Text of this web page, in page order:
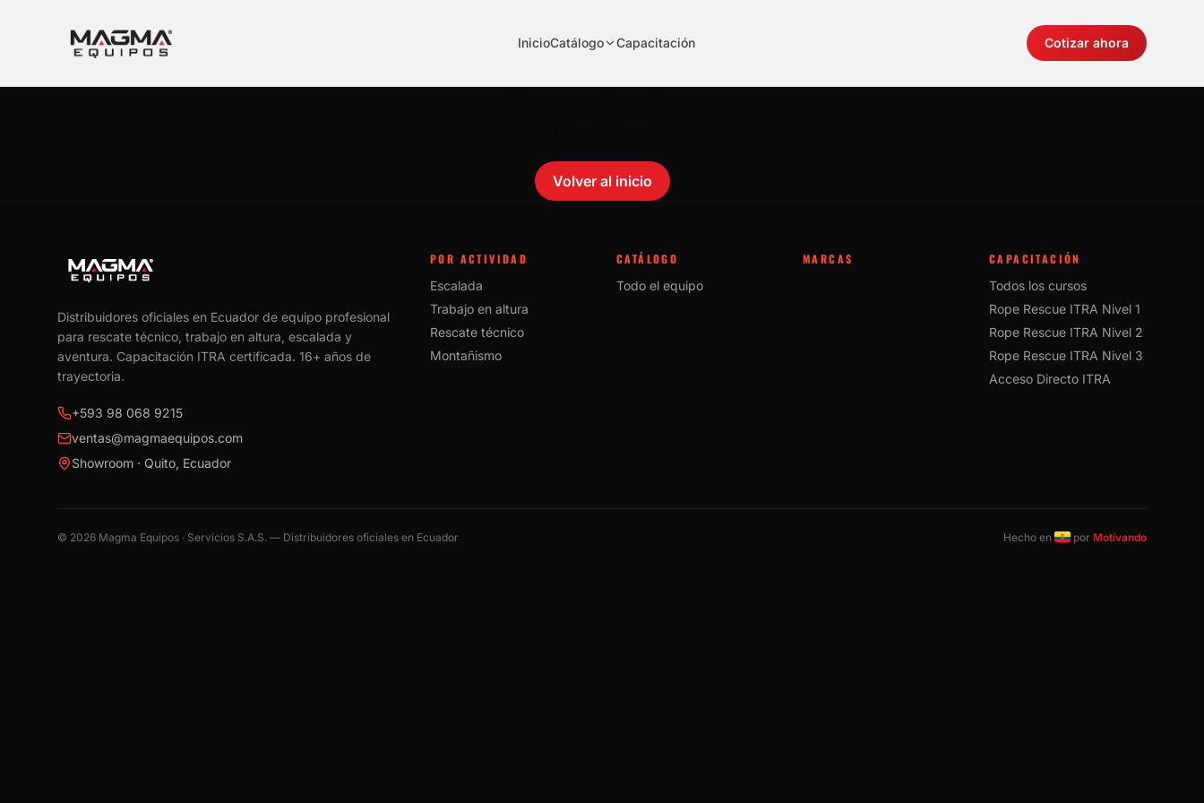
InicioCatálogo Capacitación Cotizar ahora
Volver al inicio
Distribuidores oficiales en Ecuador de equipo profesional
para rescate técnico, trabajo en altura, escalada y
aventura. Capacitación ITRA certificada. 16+ años de
trayectoria.
+593 98 068 9215
ventas@magmaequipos.com
Showroom · Quito, Ecuador
POR ACTIVIDAD
Escalada
Trabajo en altura
Rescate técnico
Montañismo
CATÁLOGO
Todo el equipo
MARCAS
CAPACITACIÓN
Todos los cursos
Rope Rescue ITRA Nivel 1
Rope Rescue ITRA Nivel 2
Rope Rescue ITRA Nivel 3
Acceso Directo ITRA
© 2026 Magma Equipos · Servicios S.A.S. — Distribuidores oficiales en Ecuador Hecho en por Motivando